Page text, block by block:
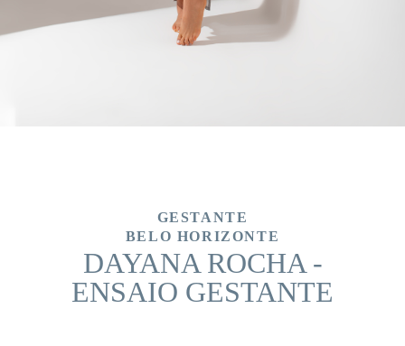
GESTANTE
BELO HORIZONTE
DAYANA ROCHA -
ENSAIO GESTANTE